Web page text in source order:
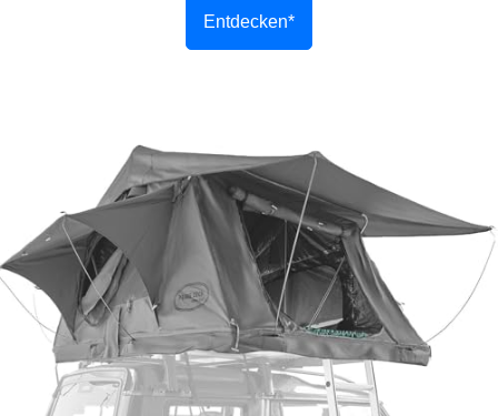
Entdecken*